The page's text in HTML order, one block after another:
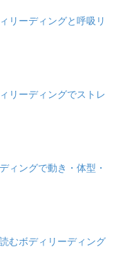
リーディングと呼吸リ
リーディングでストレ
ィングで動き・体型・
むボディリーディング